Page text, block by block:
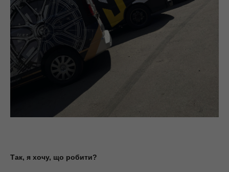
Так, я хочу, що робити?